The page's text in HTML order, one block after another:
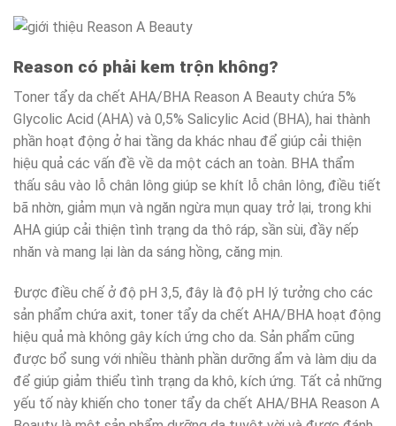
Reason có phải kem trộn không?
Toner tẩy da chết AHA/BHA Reason A Beauty chứa 5%
Glycolic Acid (AHA) và 0,5% Salicylic Acid (BHA), hai thành
phần hoạt động ở hai tầng da khác nhau để giúp cải thiện
hiệu quả các vấn đề về da một cách an toàn. BHA thẩm
thấu sâu vào lỗ chân lông giúp se khít lỗ chân lông, điều tiết
bã nhờn, giảm mụn và ngăn ngừa mụn quay trở lại, trong khi
AHA giúp cải thiện tình trạng da thô ráp, sần sùi, đầy nếp
nhăn và mang lại làn da sáng hồng, căng mịn.
Được điều chế ở độ pH 3,5, đây là độ pH lý tưởng cho các
sản phẩm chứa axit, toner tẩy da chết AHA/BHA hoạt động
hiệu quả mà không gây kích ứng cho da. Sản phẩm cũng
được bổ sung với nhiều thành phần dưỡng ẩm và làm dịu da
để giúp giảm thiểu tình trạng da khô, kích ứng. Tất cả những
yếu tố này khiến cho toner tẩy da chết AHA/BHA Reason A